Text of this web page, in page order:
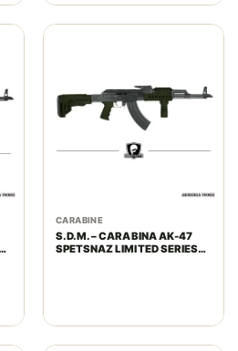
CARABINE
S.D.M. – CARABINA AK-47
SPETSNAZ LIMITED SERIES